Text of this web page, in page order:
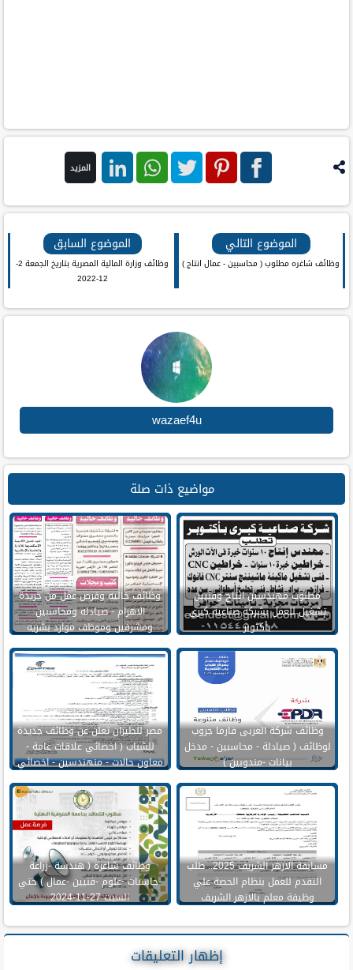
بوك
المزيد
الموضوع التالي
وظائف شاغره مطلوب ( محاسبين - عمال انتاج )
الموضوع السابق
وظائف وزارة المالية المصرية بتاريخ الجمعة 2-
12-2022
wazaef4u
مواضيع ذات صلة
مطلوب مهندسين انتاج وفنيين
تشغيل للعمل بشركة صناعية كبري
بأكتوبر
وظائف خاليه وفرص عمل من جريدة
الاهرام - صيادله ومحاسبين
ومشرفين وموظف موارد بشريه
وظائف شركة العربى فارما جروب
لوظائف ( صيادلة - محاسبين - مدخل
بيانات -مندوبين )
مصر للطيران تعلن عن وظائف جديدة
للشباب ( اخصائي علاقات عامة -
معاون حالات - منهندسين - اخصائي
مسابقة الازهر الشريف 2025.. طلب
التقدم للعمل بنظام الحصة علي
وظيفة معلم بالازهر الشريف
وظائف شاغرة ( هندسة -زراعة
-حاسبات -علوم -فنيين -عمال ) حتي
السبت 27-11-2024
إظهار التعليقات